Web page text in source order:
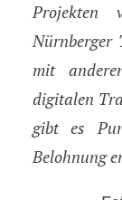
Projekten
Nürnberger
mit
digitalen
gibt es
Belohnung